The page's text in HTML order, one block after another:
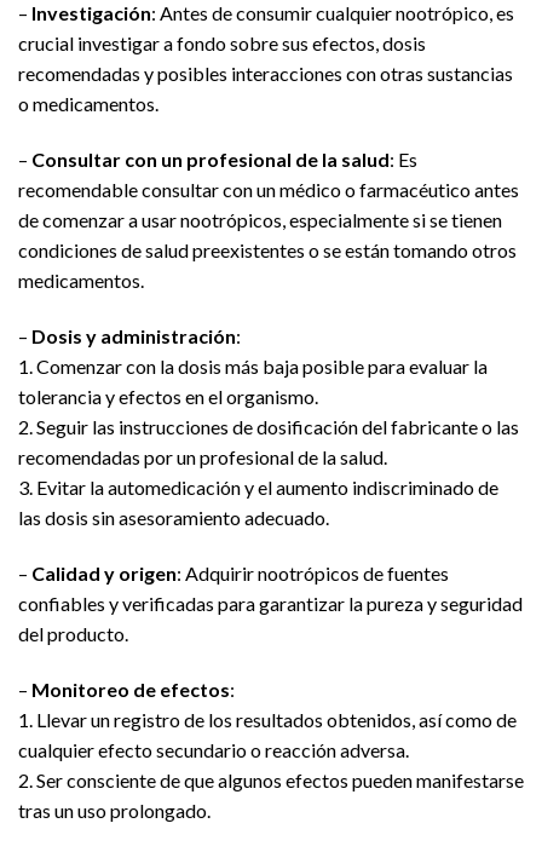
– Investigación: Antes de consumir cualquier nootrópico, es
crucial investigar a fondo sobre sus efectos, dosis
recomendadas y posibles interacciones con otras sustancias
o medicamentos.
– Consultar con un profesional de la salud: Es
recomendable consultar con un médico o farmacéutico antes
de comenzar a usar nootrópicos, especialmente si se tienen
condiciones de salud preexistentes o se están tomando otros
medicamentos.
– Dosis y administración:
1. Comenzar con la dosis más baja posible para evaluar la
tolerancia y efectos en el organismo.
2. Seguir las instrucciones de dosificación del fabricante o las
recomendadas por un profesional de la salud.
3. Evitar la automedicación y el aumento indiscriminado de
las dosis sin asesoramiento adecuado.
– Calidad y origen: Adquirir nootrópicos de fuentes
confiables y verificadas para garantizar la pureza y seguridad
del producto.
– Monitoreo de efectos:
1. Llevar un registro de los resultados obtenidos, así como de
cualquier efecto secundario o reacción adversa.
2. Ser consciente de que algunos efectos pueden manifestarse
tras un uso prolongado.